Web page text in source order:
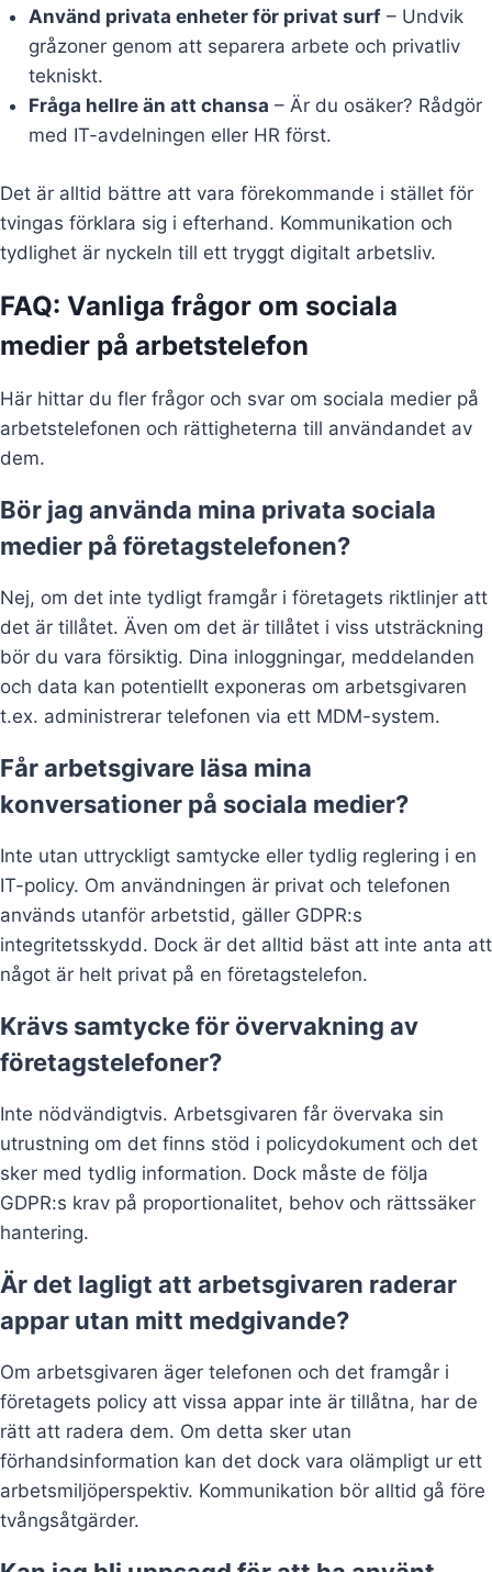
Använd privata enheter för privat surf– Undvik
gråzoner genom att separera arbete och privatliv
tekniskt.
Fråga hellre än att chansa – Är du osäker? Rådgör
med IT-avdelningen eller HR först.
Det är alltid bättre att vara förekommande i stället för
tvingas förklara sig i efterhand. Kommunikation och
tydlighet är nyckeln till ett tryggt digitalt arbetsliv.
FAQ: Vanliga frågor om sociala
medier på arbetstelefon
Här hittar du fler frågor och svar om sociala medier på
arbetstelefonen och rättigheterna till användandet av
dem.
Bör jag använda mina privata sociala
medier på företagstelefonen?
Nej, om det inte tydligt framgår i företagets riktlinjer att
det är tillåtet. Även om det är tillåtet i viss utsträckning
bör du vara försiktig. Dina inloggningar, meddelanden
och data kan potentiellt exponeras om arbetsgivaren
t.ex. administrerar telefonen via ett MDM-system.
Får arbetsgivare läsa mina
konversationer på sociala medier?
Inte utan uttryckligt samtycke eller tydlig reglering i en
IT-policy. Om användningen är privat och telefonen
används utanför arbetstid, gäller GDPR:s
integritetsskydd. Dock är det alltid bäst att inte anta att
något är helt privat på en företagstelefon.
Krävs samtycke för övervakning av
företagstelefoner?
Inte nödvändigtvis. Arbetsgivaren får övervaka sin
utrustning om det finns stöd i policydokument och det
sker med tydlig information. Dock måste de följa
GDPR:s krav på proportionalitet, behov och rättssäker
hantering.
Är det lagligt att arbetsgivaren raderar
appar utan mitt medgivande?
Om arbetsgivaren äger telefonen och det framgår i
företagets policy att vissa appar inte är tillåtna, har de
rätt att radera dem. Om detta sker utan
förhandsinformation kan det dock vara olämpligt ur ett
arbetsmiljöperspektiv. Kommunikation bör alltid gå före
tvångsåtgärder.